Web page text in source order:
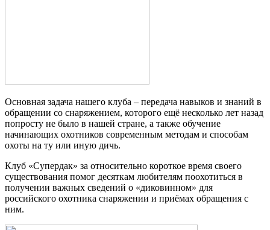
Основная задача нашего клуба – передача навыков и знаний в
обращении со снаряжением, которого ещё несколько лет назад
попросту не было в нашей стране, а также обучение
начинающих охотников современным методам и способам
охоты на ту или иную дичь.
Клуб «Супердак» за относительно короткое время своего
существования помог десяткам любителям поохотиться в
получении важных сведений о «диковинном» для
российского охотника снаряжении и приёмах обращения с
ним.